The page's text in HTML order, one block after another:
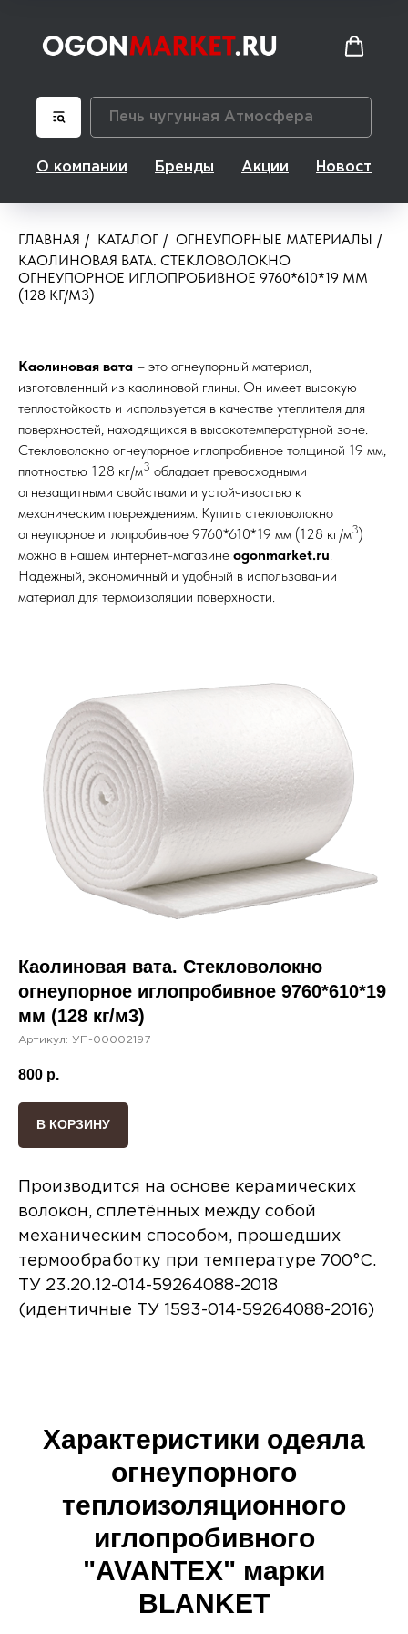
О компании Бренды Акции Новости
ГЛАВНАЯ / КАТАЛОГ / ОГНЕУПОРНЫЕ МАТЕРИАЛЫ /
КАОЛИНОВАЯ ВАТА. СТЕКЛОВОЛОКНО
ОГНЕУПОРНОЕ ИГЛОПРОБИВНОЕ 9760*610*19 ММ
(128 КГ/М3)
Каолиновая вата – это огнеупорный материал,
изготовленный из каолиновой глины. Он имеет высокую
теплостойкость и используется в качестве утеплителя для
поверхностей, находящихся в высокотемпературной зоне.
Стекловолокно огнеупорное иглопробивное толщиной 19 мм,
плотностью 128 кг/м3 обладает превосходными
огнезащитными свойствами и устойчивостью к
механическим повреждениям. Купить стекловолокно
огнеупорное иглопробивное 9760*610*19 мм (128 кг/м3)
можно в нашем интернет-магазине ogonmarket.ru.
Надежный, экономичный и удобный в использовании
материал для термоизоляции поверхности.
Каолиновая вата. Стекловолокно
огнеупорное иглопробивное 9760*610*19
мм (128 кг/м3)
Артикул: УП-00002197
800 р.
В КОРЗИНУ
Производится на основе керамических
волокон, сплетённых между собой
механическим способом, прошедших
термообработку при температуре 700°С.
ТУ 23.20.12-014-59264088-2018
(идентичные ТУ 1593-014-59264088-2016)
Характеристики одеяла
огнеупорного
теплоизоляционного
иглопробивного
"AVANTEX" марки
BLANKET